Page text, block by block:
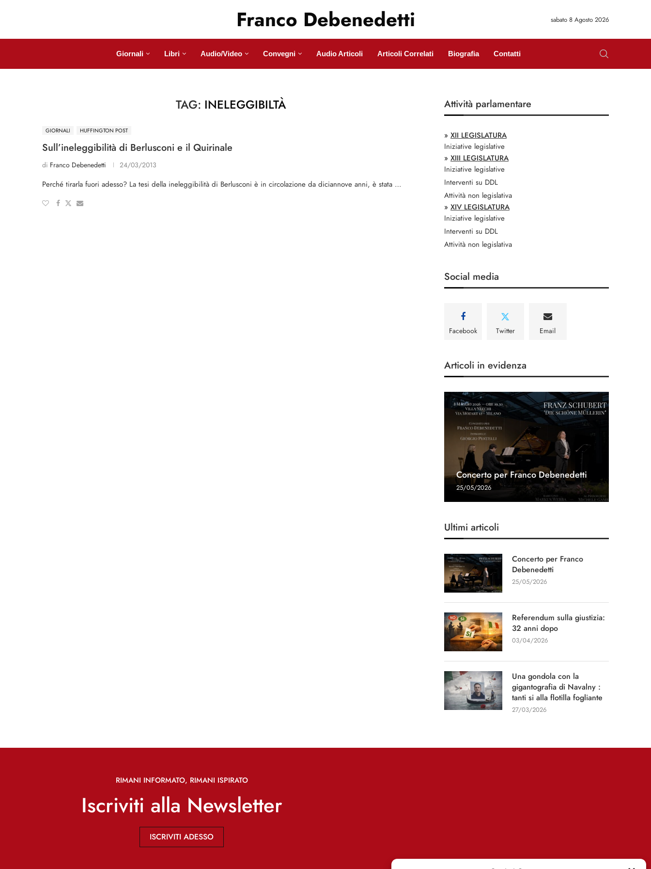
Franco Debenedetti sabato 8 Agosto 2026
Giornali Libri Audio/Video Convegni Audio Articoli Articoli Correlati Biografia Contatti
TAG: INELEGGIBILTÀ
GIORNALI HUFFINGTON POST
Sull’ineleggibilità di Berlusconi e il Quirinale
di Franco Debenedetti 24/03/2013
Perché tirarla fuori adesso? La tesi della ineleggibilità di Berlusconi è in circolazione da diciannove anni, è stata …
Attività parlamentare
» XII LEGISLATURA
Iniziative legislative
» XIII LEGISLATURA
Iniziative legislative
Interventi su DDL
Attività non legislativa
» XIV LEGISLATURA
Iniziative legislative
Interventi su DDL
Attività non legislativa
Social media
Facebook Twitter Email
Articoli in evidenza
Concerto per Franco Debenedetti
25/05/2026
Ultimi articoli
Concerto per Franco
Debenedetti
25/05/2026
Referendum sulla giustizia:
32 anni dopo
03/04/2026
Una gondola con la
gigantografia di Navalny :
tanti si alla flotilla fogliante
27/03/2026
RIMANI INFORMATO, RIMANI ISPIRATO
Iscriviti alla Newsletter
ISCRIVITI ADESSO